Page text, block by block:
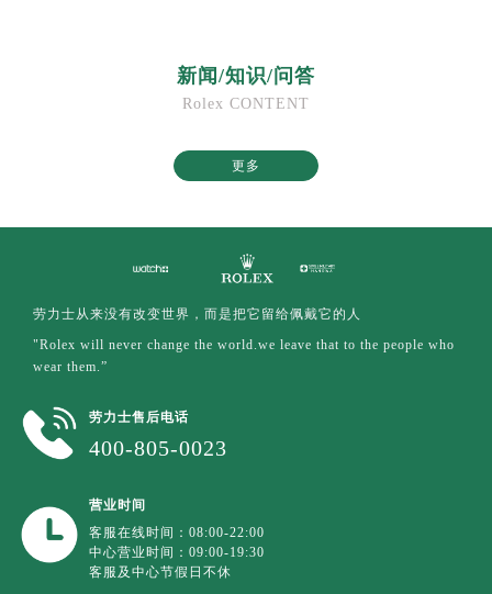
新闻/知识/问答
Rolex CONTENT
更多
劳力士从来没有改变世界，而是把它留给佩戴它的人
"Rolex will never change the world.we leave that to the people who
wear them.”
劳力士售后电话
400-805-0023
营业时间
客服在线时间：08:00-22:00
中心营业时间：09:00-19:30
客服及中心节假日不休